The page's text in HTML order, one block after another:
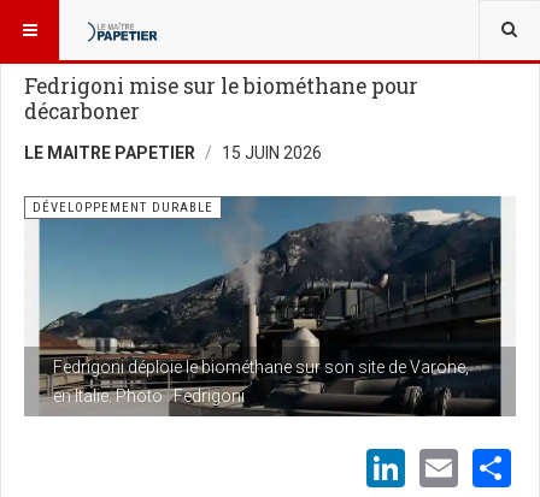
VOUS ÊTES ICI :
Fedrigoni mise sur le biométhane pour
décarboner
LE MAITRE PAPETIER 15 JUIN 2026
Fedrigoni déploie le biométhane sur son site de Varone,
en Italie. Photo : Fedrigoni
DÉVELOPPEMENT DURABLE